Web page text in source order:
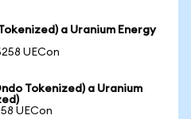
a Uranium Energy
UECon
Tokenized) a Uranium
UECon